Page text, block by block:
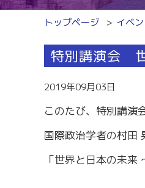
専門家ネットワーク
経営安定特別相談室
中小企業支援サイト「ミラ
新潟県建設サポートセンタ
税務相談（無料相談窓口）
労務・雇用関係
労務・雇用・賃金相談（
賃金関係諸統計・説明会
トップページ イベ
特別講演会
2019年09月03日
このたび、特別講演
国際政治学者の村田
「世界と日本の未